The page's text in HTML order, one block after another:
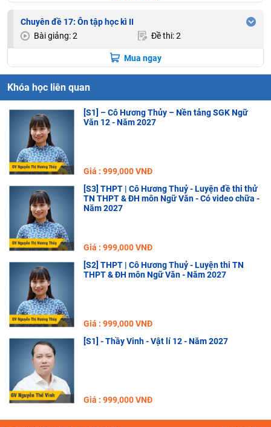
Chuyên đề 17: Ôn tập học kì II
Bài giảng: 2
Đề thi: 2
Mua ngay
Khóa học liên quan
[S1] – Cô Hương Thủy – Nền tảng SGK Ngữ
Văn 12 - Năm 2027
Giá : 999,000 VNĐ
[S3] THPT | Cô Hương Thuỷ - Luyện đề thi thử
TN THPT & ĐH môn Ngữ Văn - Có video chữa -
Năm 2027
Giá : 999,000 VNĐ
[S2] THPT | Cô Hương Thuỷ - Luyện thi TN
THPT & ĐH môn Ngữ Văn - Năm 2027
Giá : 999,000 VNĐ
[S1] - Thầy Vinh - Vật lí 12 - Năm 2027
Giá : 999,000 VNĐ